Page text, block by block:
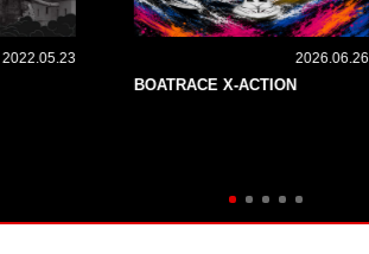
2022.05.23 2026.06.26
BOATRACE X-ACTION